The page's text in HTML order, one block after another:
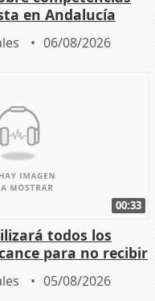
en Andalucía
06/08/2026
00:33
todos los
para no recibir
05/08/2026